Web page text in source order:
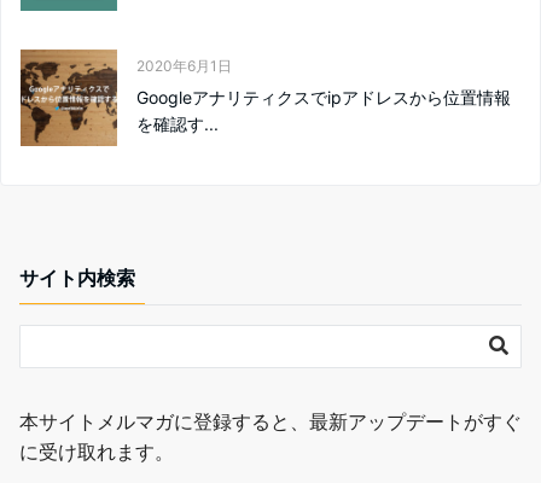
2020年6月1日
Googleアナリティクスでipアドレスから位置情報
を確認す...
サイト内検索